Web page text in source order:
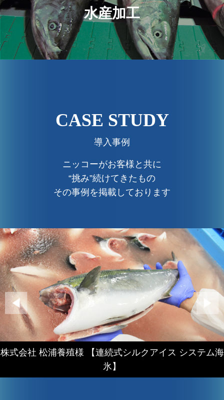
水産加工
CASE STUDY
導入事例
ニッコーがお客様と共に
“挑み”続けてきたもの
その事例を掲載しております
株式会社 松浦養殖様 【連続式シルクアイス システム海
氷】